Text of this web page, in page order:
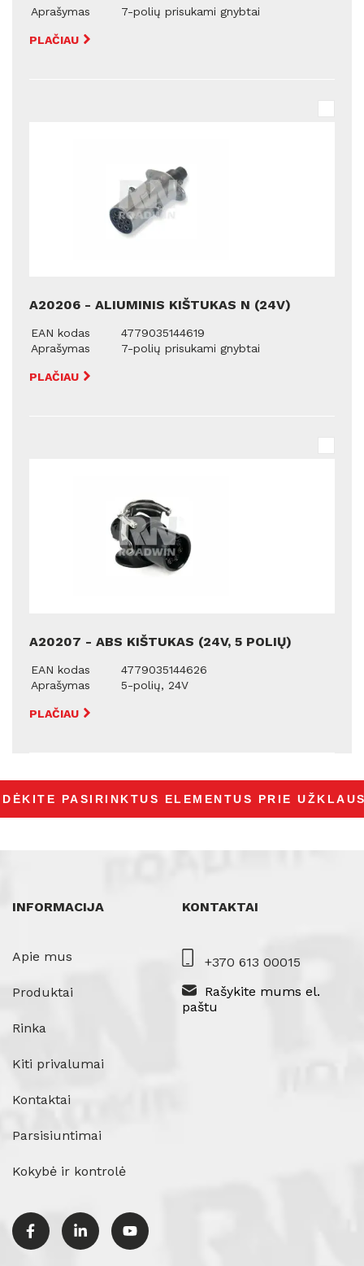
Aprašymas
7-polių prisukami gnybtai
PLAČIAU
A20206 - ALIUMINIS KIŠTUKAS N (24V)
EAN kodas
4779035144619
Aprašymas
7-polių prisukami gnybtai
PLAČIAU
A20207 - ABS KIŠTUKAS (24V, 5 POLIŲ)
EAN kodas
4779035144626
Aprašymas
5-polių, 24V
PLAČIAU
INFORMACIJA
Apie mus
Produktai
Rinka
Kiti privalumai
Kontaktai
Parsisiuntimai
Kokybė ir kontrolė
KONTAKTAI
+370 613 00015
Rašykite mums el.
paštu